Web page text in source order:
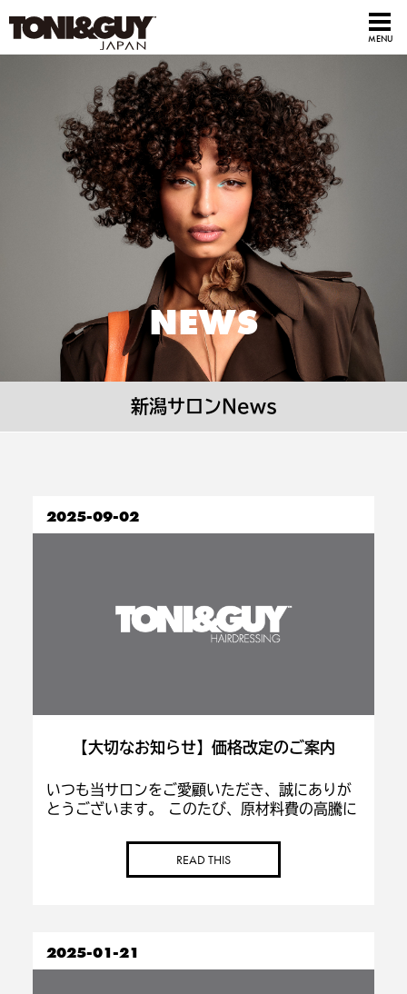
NEWS
新潟サロンNews
2025-09-02
【大切なお知らせ】価格改定のご案内
いつも当サロンをご愛顧いただき、誠にありが
とうございます。 このたび、原材料費の高騰に
改定させていただくこととなりました。 ■
KERASTASEトリートメント・ヘッドスパ ＋
READ THIS
2025-01-21